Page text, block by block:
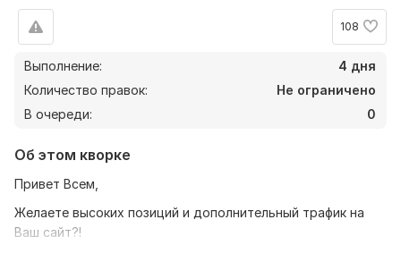
108
Выполнение:
4 дня
Количество правок:
Не ограничено
В очереди:
0
Об этом кворке
Привет Всем,
Желаете высоких позиций и дополнительный трафик на
Ваш сайт?!